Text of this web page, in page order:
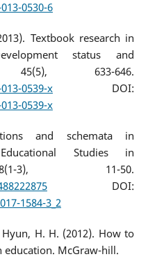
0530-6
Textbook research in
status and
633-646.
0539-xDOI:
0539-x
and schemata in
Studies in
3), 11-50.
DOI:
1584-3_2
Hyun, H. H. (2012). How to
education. McGraw-hill.